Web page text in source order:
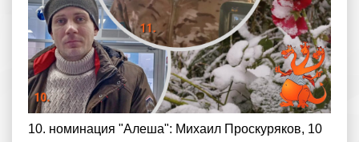
10. номинация "Алеша": Михаил Проскуряков, 10